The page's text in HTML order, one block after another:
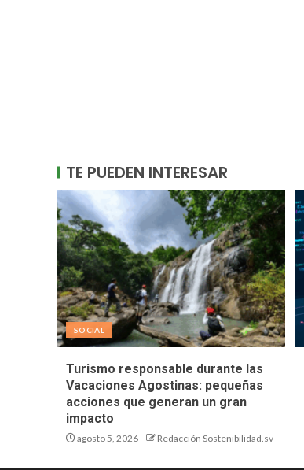
TE PUEDEN INTERESAR
SOCIAL
Turismo responsable durante las
Vacaciones Agostinas: pequeñas
acciones que generan un gran
impacto
agosto 5, 2026 Redacción Sostenibilidad.sv